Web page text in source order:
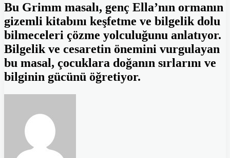
Bu Grimm masalı, genç Ella’nın ormanın
gizemli kitabını keşfetme ve bilgelik dolu
bilmeceleri çözme yolculuğunu anlatıyor.
Bilgelik ve cesaretin önemini vurgulayan
bu masal, çocuklara doğanın sırlarını ve
bilginin gücünü öğretiyor.